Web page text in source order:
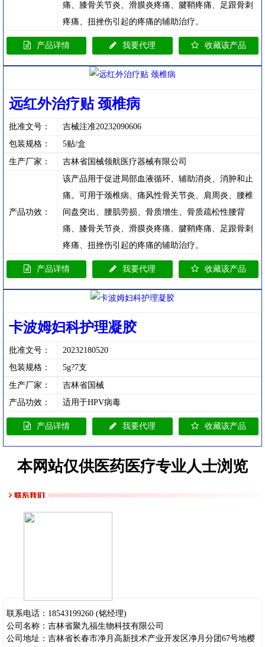
痛、膝骨关节炎、滑膜炎疼痛、腱鞘疼痛、足跟骨刺
疼痛、扭挫伤引起的疼痛的辅助治疗。
产品详情 我要代理 收藏该产品
远红外治疗贴 颈椎病
批准文号：
吉械注准20232090606
包装规格：
5贴/盒
生产厂家：
吉林省国械领航医疗器械有限公司
产品功效：
该产品用于促进局部血液循环、辅助消炎、消肿和止
痛。可用于颈椎病、痛风性骨关节炎、肩周炎、腰椎
间盘突出、腰肌劳损、骨质增生、骨质疏松性腰背
痛、膝骨关节炎、滑膜炎疼痛、腱鞘疼痛、足跟骨刺
疼痛、扭挫伤引起的疼痛的辅助治疗。
产品详情 我要代理 收藏该产品
卡波姆妇科护理凝胶
批准文号：
20232180520
包装规格：
5g?7支
生产厂家：
吉林省国械
产品功效：
适用于HPV病毒
产品详情 我要代理 收藏该产品
本网站仅供医药医疗专业人士浏览
联系电话： 18543199260 (铭经理)
公司名称：吉林省聚九福生物科技有限公司
公司地址：吉林省长春市净月高新技术产业开发区净月分团67号地樱